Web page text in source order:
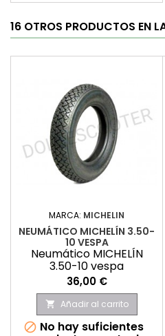
16 OTROS PRODUCTOS EN
MARCA: MICHELIN
NEUMÁTICO MICHELÍN 3.50-
10 VESPA
Neumático MICHELÍN
3.50-10 vespa
Precio
36,00 €
 Añadir al carrito
 No hay suficientes